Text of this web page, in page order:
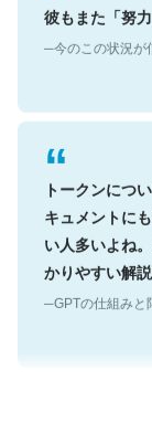
彼もまた「努
トークンにつ
キュメントに
い人多いよね
かりやすい解